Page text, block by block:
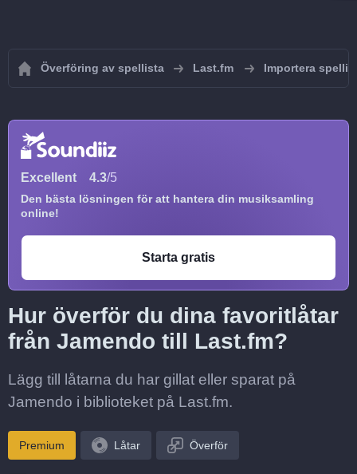
Överföring av spellista Last.fm Importera
Excellent 4.3/5
Den bästa lösningen för att hantera din musiksamling
online!
Starta gratis
Hur överför du dina favoritlåtar
från Jamendo till Last.fm?
Lägg till låtarna du har gillat eller sparat på
Jamendo i biblioteket på Last.fm.
Premium Låtar Överför